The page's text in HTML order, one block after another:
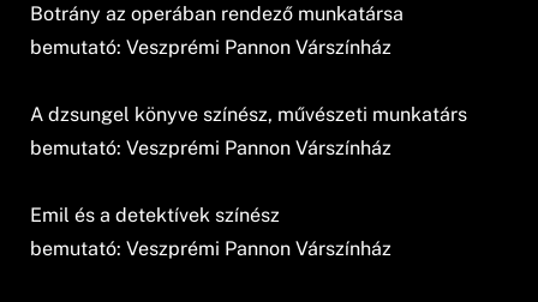
Botrány az operában rendező munkatársa
bemutató: Veszprémi Pannon Várszínház
A dzsungel könyve színész, művészeti munkatárs
bemutató: Veszprémi Pannon Várszínház
Emil és a detektívek színész
bemutató: Veszprémi Pannon Várszínház